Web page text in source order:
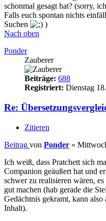
schonmal gesagt hat? (sorry,
Falls euch spontan nichts
Suchen
)
Nach oben
Ponder
Zauberer
Beiträge: 688
Registriert: Dienstag
Re:
Zitieren
Beitrag von Ponder »
Ich weiß, dass Pratchett sich
Companion geäußert hat und
schwer zu realisieren wären,
gut machen (hab gerade die
Gedächtnis gekramt, kann
Inhalt).